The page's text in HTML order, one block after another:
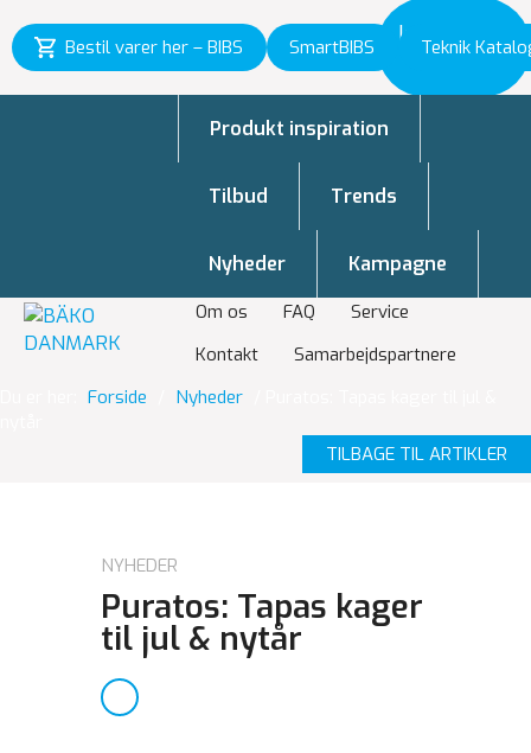
Bestil varer her – BIBS SmartBIBS Teknik
Inspiration
til vækst
Om os FAQ
Service
Kontakt
Samarbejdspartnere
Produkt inspiration
Tilbud Trends
Nyheder Kampagne
Forside Nyheder
TILBAGE TIL ARTIKLER
NYHEDER
Puratos: Tapas kager
til jul & nytår